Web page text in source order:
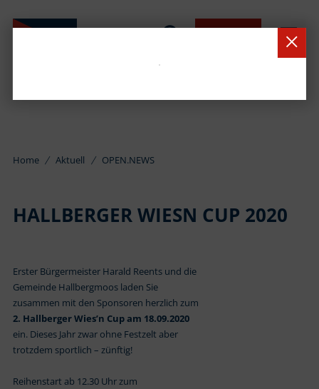
Home Aktuell OPEN.NEWS
HALLBERGER WIESN CUP 2020
Erster Bürgermeister Harald Reents und die
Gemeinde Hallbergmoos laden Sie
zusammen mit den Sponsoren herzlich zum
2. Hallberger Wies’n Cup am 18.09.2020
ein. Dieses Jahr zwar ohne Festzelt aber
trotzdem sportlich – zünftig!
Reihenstart ab 12.30 Uhr zum